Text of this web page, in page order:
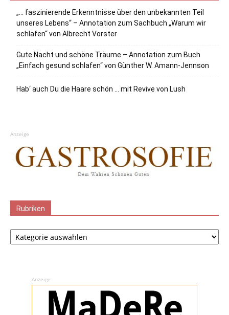
„… faszinierende Erkenntnisse über den unbekannten Teil
unseres Lebens“ – Annotation zum Sachbuch „Warum wir
schlafen“ von Albrecht Vorster
Gute Nacht und schöne Träume – Annotation zum Buch
„Einfach gesund schlafen“ von Günther W. Amann-Jennson
Hab‘ auch Du die Haare schön … mit Revive von Lush
Anzeige
Rubriken
Rubriken
Anzeige